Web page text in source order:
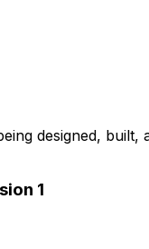
designed, built,
1